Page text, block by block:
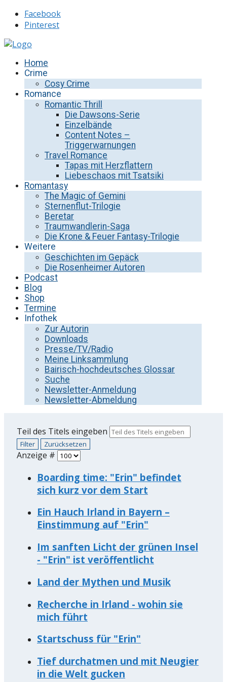
Facebook
Pinterest
Home
Crime
Cosy Crime
Romance
Romantic Thrill
Die Dawsons-Serie
Einzelbände
Content Notes –
Triggerwarnungen
Travel Romance
Tapas mit Herzflattern
Liebeschaos mit Tsatsiki
Romantasy
The Magic of Gemini
Sternenflut-Trilogie
Beretar
Traumwandlerin-Saga
Die Krone & Feuer Fantasy-Trilogie
Weitere
Geschichten im Gepäck
Die Rosenheimer Autoren
Podcast
Blog
Shop
Termine
Infothek
Zur Autorin
Downloads
Presse/TV/Radio
Meine Linksammlung
Bairisch-hochdeutsches Glossar
Suche
Newsletter-Anmeldung
Newsletter-Abmeldung
Teil des Titels eingeben
Filter Zurücksetzen
Anzeige #
Boarding time: "Erin" befindet
sich kurz vor dem Start
Ein Hauch Irland in Bayern –
Einstimmung auf "Erin"
Im sanften Licht der grünen Insel
- "Erin" ist veröffentlicht
Land der Mythen und Musik
Recherche in Irland - wohin sie
mich führt
Startschuss für "Erin"
Tief durchatmen und mit Neugier
in die Welt gucken